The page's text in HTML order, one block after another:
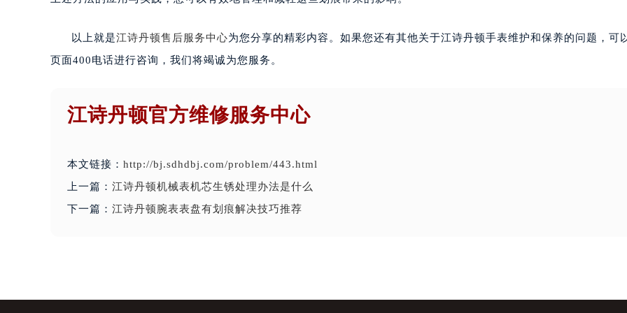
以上就是江诗丹顿售后服务中心为您分享的精彩内容。如果您还有其他关于江诗丹顿手表维护和保养的问题，可
页面400电话进行咨询，我们将竭诚为您服务。
江诗丹顿官方维修服务中心
本文链接： http://bj.sdhdbj.com/problem/443.html
上一篇： 江诗丹顿机械表机芯生锈处理办法是什么
下一篇： 江诗丹顿腕表表盘有划痕解决技巧推荐